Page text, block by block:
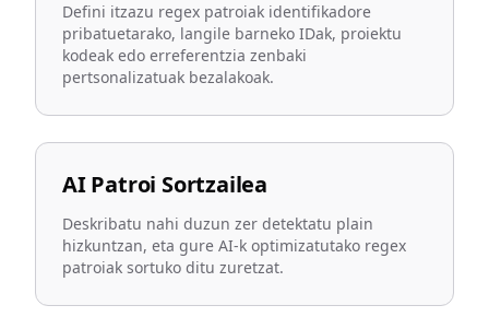
Defini itzazu regex patroiak identifikadore
pribatuetarako, langile barneko IDak, proiektu
kodeak edo erreferentzia zenbaki
pertsonalizatuak bezalakoak.
AI Patroi Sortzailea
Deskribatu nahi duzun zer detektatu plain
hizkuntzan, eta gure AI-k optimizatutako regex
patroiak sortuko ditu zuretzat.